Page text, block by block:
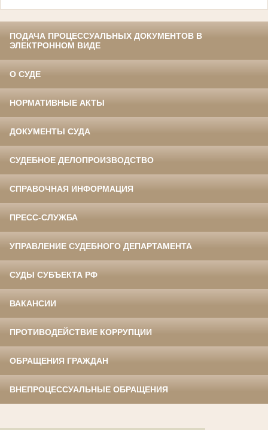
ПОДАЧА ПРОЦЕССУАЛЬНЫХ ДОКУМЕНТОВ В
ЭЛЕКТРОННОМ ВИДЕ
О СУДЕ
НОРМАТИВНЫЕ АКТЫ
ДОКУМЕНТЫ СУДА
СУДЕБНОЕ ДЕЛОПРОИЗВОДСТВО
СПРАВОЧНАЯ ИНФОРМАЦИЯ
ПРЕСС-СЛУЖБА
УПРАВЛЕНИЕ СУДЕБНОГО ДЕПАРТАМЕНТА
СУДЫ СУБЪЕКТА РФ
ВАКАНСИИ
ПРОТИВОДЕЙСТВИЕ КОРРУПЦИИ
ОБРАЩЕНИЯ ГРАЖДАН
ВНЕПРОЦЕССУАЛЬНЫЕ ОБРАЩЕНИЯ